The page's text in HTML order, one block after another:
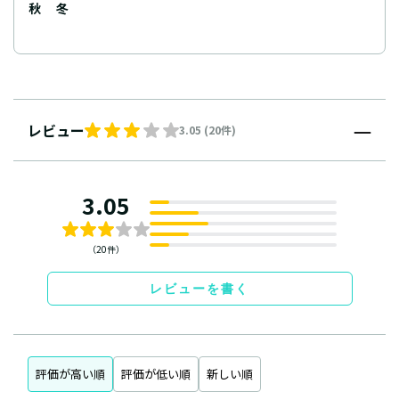
秋 冬
レビュー 3.05 (20件)
3.05
（20件）
レビューを書く
評価が高い順 評価が低い順 新しい順